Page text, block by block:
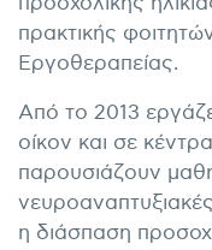
πρακτικής
Εργοθεραπείας.
Από το 2013
οίκον και σε
παρουσιάζουν
η διάσπαση